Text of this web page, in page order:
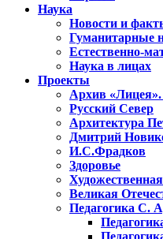
Наука
Новости и
Гуманитарные
Естественно-
Наука в лицах
Проекты
Архив
Русский Север
Архитектура
Дмитрий
И.С.Фрадков
Здоровье
Великая
Педагогика С.